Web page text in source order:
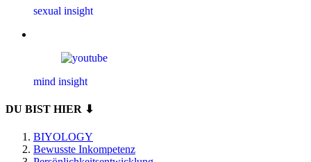
sexual insight
mind insight
DU BIST HIER ⬇
BIYOLOGY
Bewusste Inkompetenz